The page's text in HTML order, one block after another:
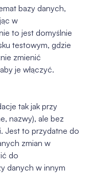
bazy danych,
w
to jest domyślnie
testowym, gdzie
zmienić
je włączyć.
tak jak przy
nazwy), ale bez
Jest to przydatne do
zmian w
do
danych w innym